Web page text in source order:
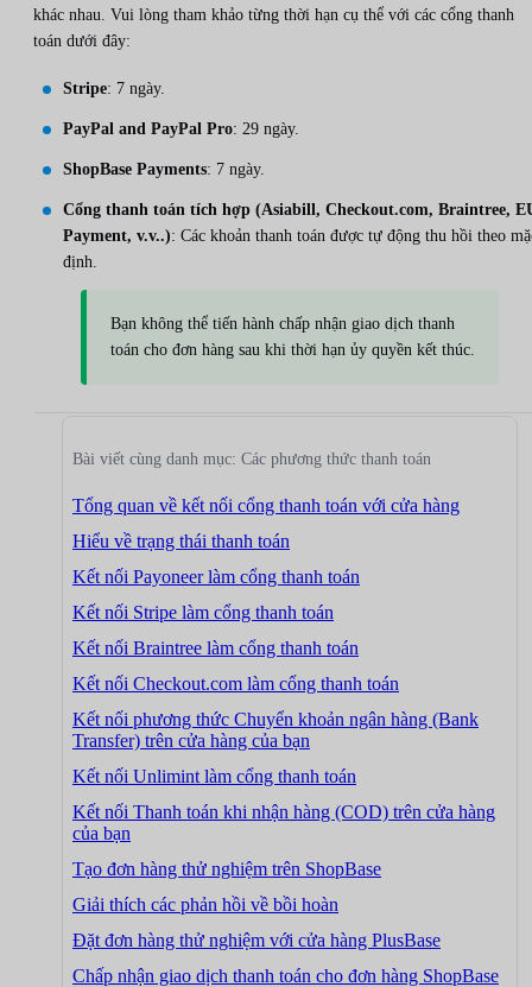
khác nhau. Vui lòng tham khảo từng thời hạn cụ thể với các cổng thanh
toán dưới đây:
Stripe: 7 ngày.
PayPal and PayPal Pro: 29 ngày.
ShopBase Payments: 7 ngày.
Cổng thanh toán tích hợp (Asiabill, Checkout.com, Braintree,
Payment, v.v..): Các khoản thanh toán được tự động thu hồi theo
định.
Bạn không thể tiến hành chấp nhận giao dịch thanh
toán cho đơn hàng sau khi thời hạn ủy quyền kết thúc.
Bài viết cùng danh mục: Các phương thức thanh toán
Tổng quan về kết nối cổng thanh toán với cửa hàng
Hiểu về trạng thái thanh toán
Kết nối Payoneer làm cổng thanh toán
Kết nối Stripe làm cổng thanh toán
Kết nối Braintree làm cổng thanh toán
Kết nối Checkout.com làm cổng thanh toán
Kết nối phương thức Chuyển khoản ngân hàng (Bank
Transfer) trên cửa hàng của bạn
Kết nối Unlimint làm cổng thanh toán
Kết nối Thanh toán khi nhận hàng (COD) trên cửa hàng
của bạn
Tạo đơn hàng thử nghiệm trên ShopBase
Giải thích các phản hồi về bồi hoàn
Đặt đơn hàng thử nghiệm với cửa hàng PlusBase
Chấp nhận giao dịch thanh toán cho đơn hàng ShopBase